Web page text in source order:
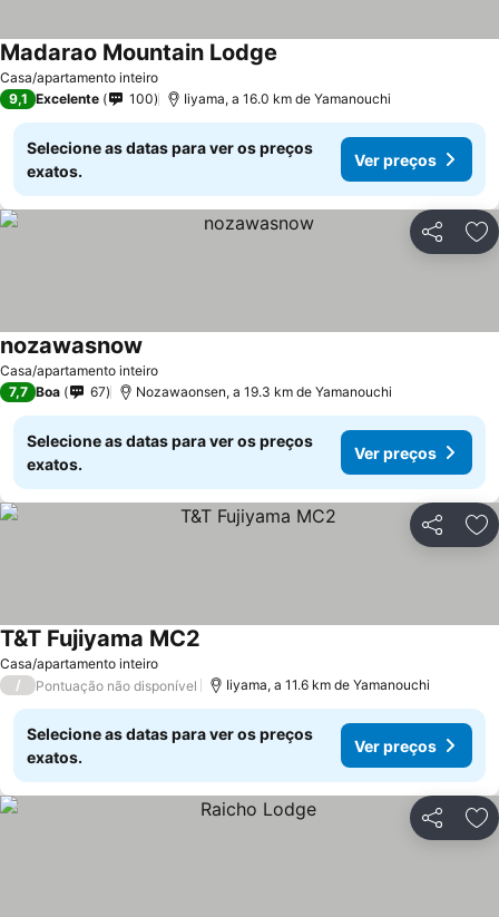
Casa/apartamento inteiro
Madarao Mountain Lodge
9,1 Excelente 100 Iiyama, a 16.0 km de Yamanouchi
Selecione as datas para ver os preços
exatos.
Ver preços
Partilhar
Casa/apartamento inteiro
nozawasnow
7,7 Boa 67 Nozawaonsen, a 19.3 km de Yamanouchi
Selecione as datas para ver os preços
exatos.
Ver preços
Partilhar
Casa/apartamento inteiro
T&T Fujiyama MC2
/ Pontuação não disponível Iiyama, a 11.6 km de Yamanouchi
Selecione as datas para ver os preços
exatos.
Ver preços
Partilhar